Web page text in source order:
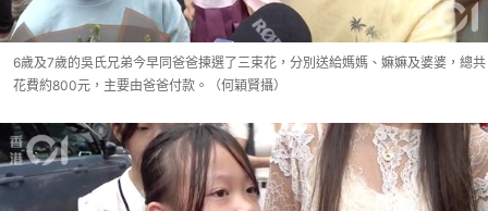
6歲及7歲的吳氏兄弟今早同爸爸揀選了三束花，分別送給媽媽、嫲嫲及婆婆，總共
花費約800元，主要由爸爸付款。（何穎賢攝）